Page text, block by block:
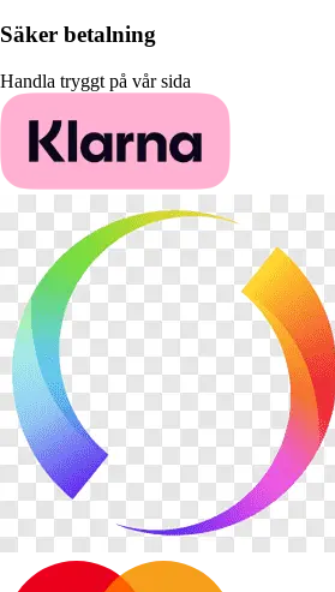
Säker betalning
Handla tryggt på vår sida